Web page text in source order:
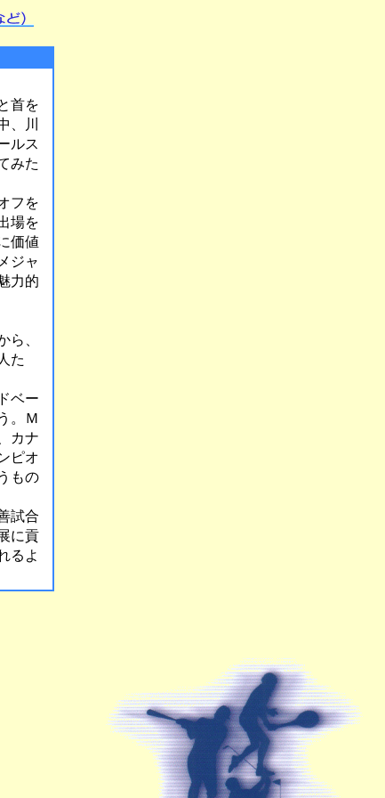
首を
、川
ルス
みた
フを
場を
価値
ジャ
力的
ら、
た
ベー
。Ｍ
カナ
ピオ
もの
試合
に貢
るよ